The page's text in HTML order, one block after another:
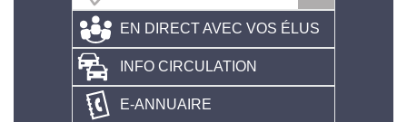
EN DIRECT AVEC VOS ÉLUS
INFO CIRCULATION
E-ANNUAIRE